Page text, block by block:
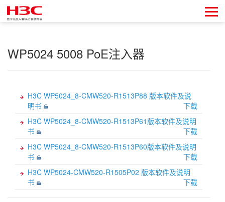
WP5024 5008 PoE注入器
H3C WP5024_8-CMW520-R1513P88 版本软件及说
明书
下载
H3C WP5024_8-CMW520-R1513P61版本软件及说明
书
下载
H3C WP5024_8-CMW520-R1513P60版本软件及说明
书
下载
H3C WP5024-CMW520-R1505P02 版本软件及说明
书
下载